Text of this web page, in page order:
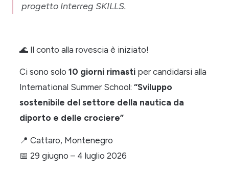
progetto Interreg SKILLS.
🌊 Il conto alla rovescia è iniziato!
Ci sono solo10 giorni rimasti per candidarsi alla
International Summer School:“Sviluppo
sostenibile del settore della nautica da
diporto e delle crociere”
📍 Cattaro, Montenegro
📅 29 giugno – 4 luglio 2026